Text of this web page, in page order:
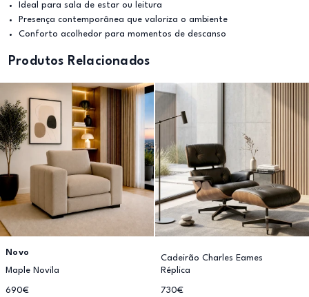
Ideal para sala de estar ou leitura
Presença contemporânea que valoriza o ambiente
Conforto acolhedor para momentos de descanso
Produtos Relacionados
Novo
Maple Novila
690€
Cadeirão Charles Eames
Réplica
730€